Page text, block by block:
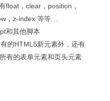
float，clear，position，
，z-index 等等…
和其他脚本
的HTML5新元素外，还有
有的表单元素和页头元素